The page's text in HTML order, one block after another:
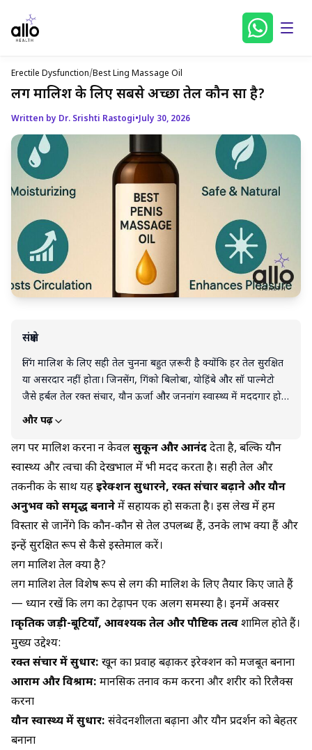
Erectile Dysfunction/Best Ling Massage Oil
लिंग मालिश के लिए सबसे अच्छा तेल कौन सा है?
Written by Dr. Srishti Rastogi•July 30, 2026
संक्षेप
लिंग मालिश के लिए सही तेल चुनना बहुत ज़रूरी है क्योंकि हर तेल सुरक्षित
या असरदार नहीं होता। जिनसेंग, गिंको बिलोबा, योहिंबे और सॉ पाल्मेटो
जैसे हर्बल तेल रक्त संचार, यौन ऊर्जा और जननांग स्वास्थ्य में मददगार हो
सकते हैं। अगर आप घरेलू उपाय चाहते हैं तो नारियल तेल, सरसों तेल या
यौन स्वास्थ्य बेहतर हो सकता है और आत्मविश्वास भी बढ़ता है।
और पढ़ें
लिंग पर मालिश करना न केवलसुकून और आनंददेता है, बल्कि यौन
स्वास्थ्य और त्वचा की देखभाल में भी मदद करता है। सही तेल और
तकनीक के साथ यहइरेक्शन सुधारने, रक्त संचार बढ़ाने और यौन
अनुभव को समृद्ध बनानेमें सहायक हो सकता है। इस लेख में हम
विस्तार से जानेंगे कि कौन-कौन से तेल उपलब्ध हैं, उनके लाभ क्या हैं और
इन्हें सुरक्षित रूप से कैसे इस्तेमाल करें।
लिंग मालिश तेल क्या है?
लिंग मालिश तेल विशेष रूप से लिंग की मालिश के लिए तैयार किए जाते हैं
— ध्यान रखें किलिंग का टेढ़ापनएक अलग समस्या है। इनमें अक्सर
प्राकृतिक जड़ी-बूटियाँ, आवश्यक तेल और पौष्टिक तत्वशामिल होते हैं।
मुख्य उद्देश्य:
रक्त संचार में सुधार: खून का प्रवाह बढ़ाकर इरेक्शन को मजबूत बनाना
आराम और विश्राम: मानसिक तनाव कम करना और शरीर को रिलैक्स
करना
यौन स्वास्थ्य में सुधार: संवेदनशीलता बढ़ाना और यौन प्रदर्शन को बेहतर
बनाना